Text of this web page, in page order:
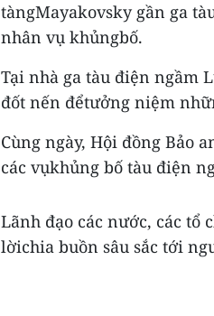
tàngMayakovsky gần ga
nhân vụ khủngbố.
Tại nhà ga tàu điện ngầm
đốt nến đểtưởng niệm
Cùng ngày, Hội đồng Bảo
các vụkhủng bố tàu điện
Lãnh đạo các nước, các tổ
lờichia buồn sâu sắc tới